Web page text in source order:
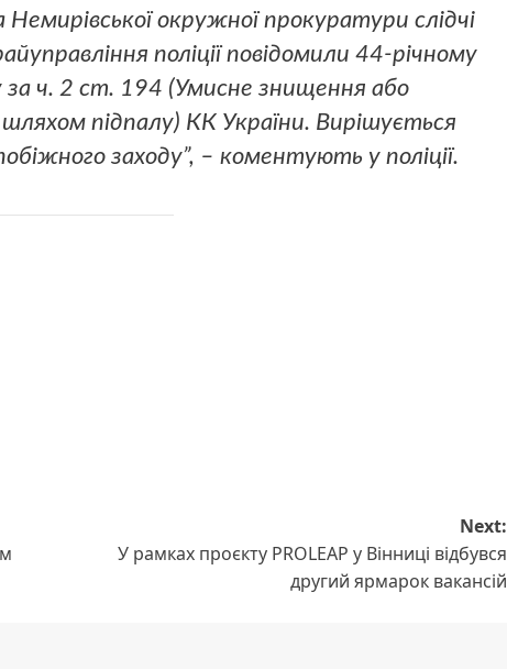
окружної прокуратури слідчі
поліції повідомили 44-річному
ч. 2 ст. 194 (Умисне знищення або
підпалу) КК України. Вирішується
заходу”, – коментують у поліції.
Next:
У рамках проєкту PROLEAP у Вінниці відбувся
другий ярмарок вакансій